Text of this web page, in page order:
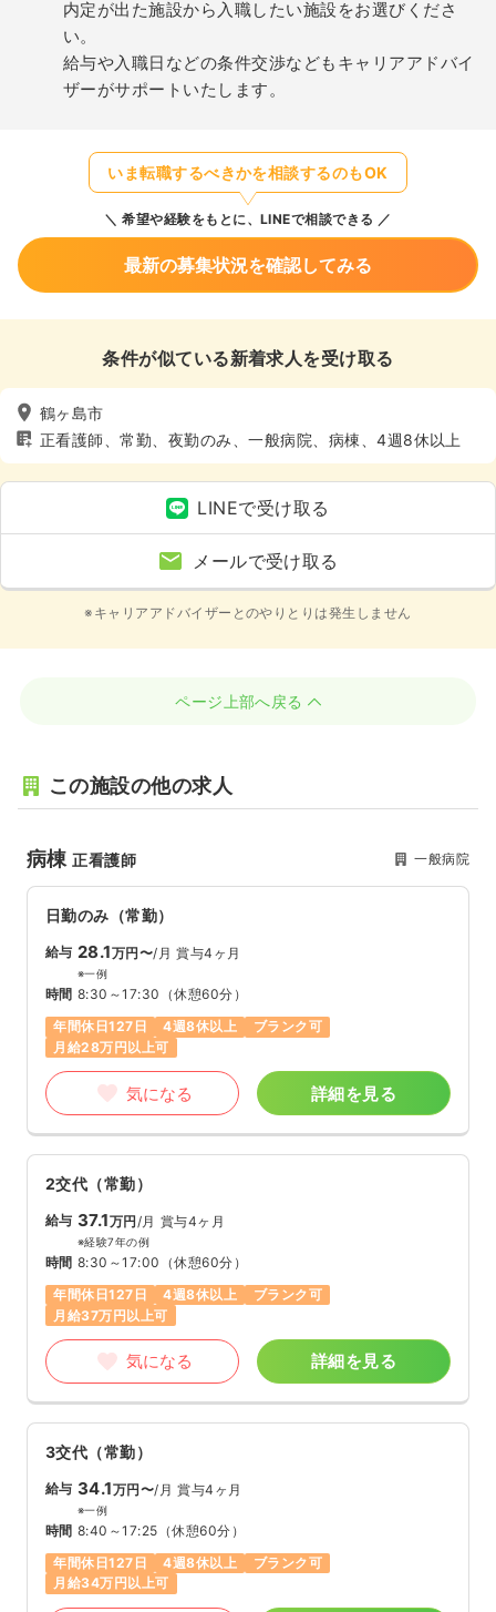
内定が出た施設から入職したい施設をお選びくださ
い。
給与や入職日などの条件交渉などもキャリアアドバイ
ザーがサポートいたします。
いま転職するべきかを相談するのもOK
希望や経験をもとに、LINEで相談できる
最新の募集状況を確認してみる
条件が似ている新着求人を受け取る
鶴ヶ島市
正看護師、常勤、夜勤のみ、一般病院、病棟、4週8休以上
LINEで受け取る
メールで受け取る
※キャリアアドバイザーとのやりとりは発生しません
ページ上部へ戻る
この施設の他の求人
病棟正看護師 一般病院
日勤のみ（常勤）
給与 28.1万円〜/月 賞与4ヶ月
※一例
時間 8:30～17:30 （休憩60分）
年間休日127日
4週8休以上
ブランク可
月給28万円以上可
気になる 詳細を見る
2交代（常勤）
給与 37.1万円/月 賞与4ヶ月
※経験7年の例
時間 8:30～17:00 （休憩60分）
年間休日127日
4週8休以上
ブランク可
月給37万円以上可
気になる 詳細を見る
3交代（常勤）
給与 34.1万円〜/月 賞与4ヶ月
※一例
時間 8:40～17:25 （休憩60分）
年間休日127日
4週8休以上
ブランク可
月給34万円以上可